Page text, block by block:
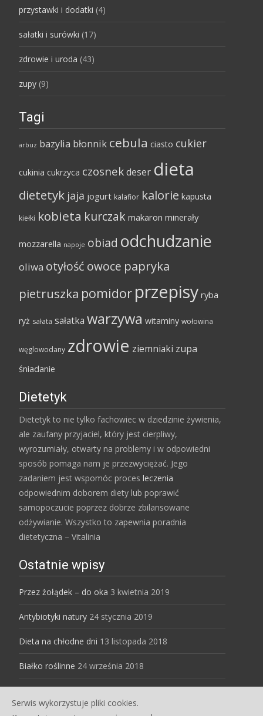
przystawki i dodatki (4)
sałatki i surówki (17)
zdrowie i uroda (43)
zupy (9)
Tagi
arbuz bazylia błonnik cebula ciasto cukier
cukinia cukrzyca czosnekdeser dieta
dietetyk jaja jogurt kalafior kalorie kapusta
kiełki kobieta kurczak makaron minerały
mozzarella napoje obiad odchudzanie
oliwa otyłość owoce papryka
pietruszka pomidor przepisy ryba
ryż sałata sałatka warzywa witaminy wołowina
węglowodany zdrowie ziemniaki zupa
śniadanie
Dietetyk
Dietetyk to nie tylko fachowiec w dziedzinie żywienia,
ale zaufany przyjaciel, który jest cierpliwy,
wyrozumiały, otwarty na problemy i w odpowiedni
sposób pomaga nam je przezwyciężać. Jego
zadaniem jest wspomóc proces leczenia
odpowiednim doborem diety lub poprawić
samopoczucie poprzez dobrze zbilansowane
odżywianie. Wszystko to zapewnia poradnia
dietetyczna – Vitalinia
Ostatnie wpisy
Przez żołądek – do oka 3 kwietnia 2019
Antybiotyki natury 24 stycznia 2019
Dieta na chłodne dni 13 listopada 2018
Białko roślinne 24 września 2018
Serwis wykorzystuje pliki cookies.